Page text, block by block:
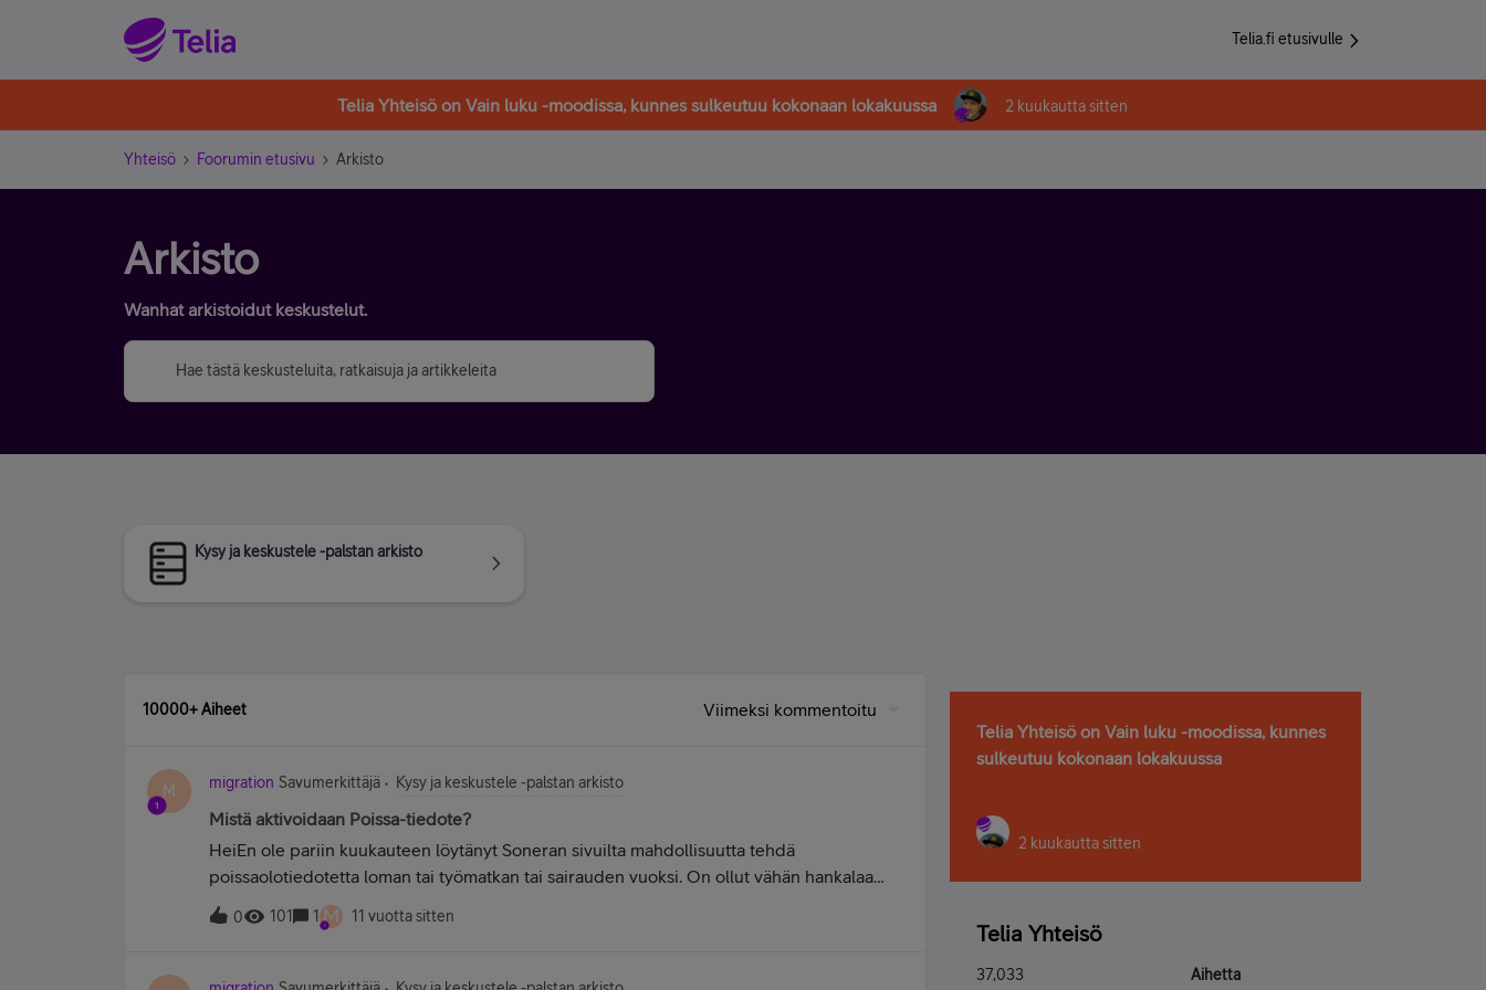
Telia.fi etusivulle
Telia Yhteisö on Vain luku -moodissa, kunnes sulkeutuu kokonaan lokakuussa 2 kuukautta sitten
Yhteisö Foorumin etusivu Arkisto
Arkisto
Wanhat arkistoidut keskustelut.
Kysy ja keskustele -palstan arkisto
10000+ Aiheet Viimeksi kommentoitu
M migration Savumerkittäjä Kysy ja keskustele -palstan arkisto
Mistä aktivoidaan Poissa-tiedote?
HeiEn ole pariin kuukauteen löytänyt Soneran sivuilta mahdollisuutta tehdä
poissaolotiedotetta loman tai työmatkan tai sairauden vuoksi. On ollut vähän hankalaa
kun poissaoloja on kertynyt useita eikä ole voinut itse päivittää poissaolotietoja.
0 101 1 M 11 vuotta sitten
Telia Yhteisö on Vain luku -moodissa, kunnes
sulkeutuu kokonaan lokakuussa
2 kuukautta sitten
Telia Yhteisö
37,033
Aihetta